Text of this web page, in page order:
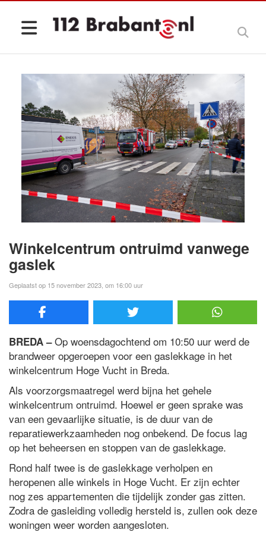
Winkelcentrum ontruimd vanwege
gaslek
Geplaatst op 15 november 2023, om 16:00 uur
BREDA –Op woensdagochtend om 10:50 uur werd de
brandweer opgeroepen voor een gaslekkage in het
winkelcentrum Hoge Vucht in Breda.
Als voorzorgsmaatregel werd bijna het gehele
winkelcentrum ontruimd. Hoewel er geen sprake was
van een gevaarlijke situatie, is de duur van de
reparatiewerkzaamheden nog onbekend. De focus lag
op het beheersen en stoppen van de gaslekkage.
Rond half twee is de gaslekkage verholpen en
heropenen alle winkels in Hoge Vucht. Er zijn echter
nog zes appartementen die tijdelijk zonder gas zitten.
Zodra de gasleiding volledig hersteld is, zullen ook deze
woningen weer worden aangesloten.